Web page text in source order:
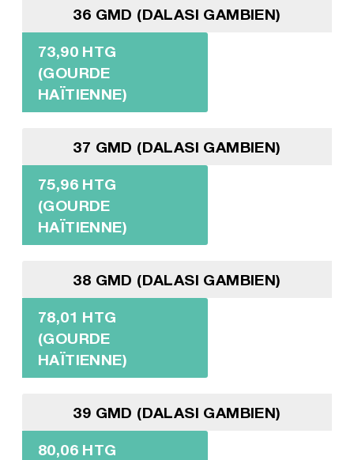
36 GMD (DALASI GAMBIEN)
73,90 HTG
(GOURDE
HAÏTIENNE)
37 GMD (DALASI GAMBIEN)
75,96 HTG
(GOURDE
HAÏTIENNE)
38 GMD (DALASI GAMBIEN)
78,01 HTG
(GOURDE
HAÏTIENNE)
39 GMD (DALASI GAMBIEN)
80,06 HTG